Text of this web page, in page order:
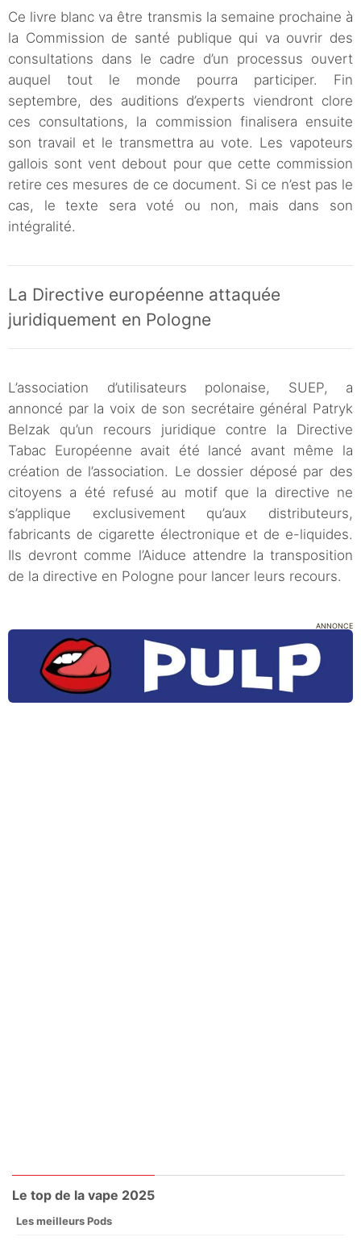
Ce livre blanc va être transmis la semaine prochaine à
la Commission de santé publique qui va ouvrir des
consultations dans le cadre d’un processus ouvert
auquel tout le monde pourra participer. Fin
septembre, des auditions d’experts viendront clore
ces consultations, la commission finalisera ensuite
son travail et le transmettra au vote. Les vapoteurs
gallois sont vent debout pour que cette commission
retire ces mesures de ce document. Si ce n’est pas le
cas, le texte sera voté ou non, mais dans son
intégralité.
La Directive européenne attaquée
juridiquement en Pologne
L’association d’utilisateurs polonaise, SUEP, a
annoncé par la voix de son secrétaire général Patryk
Belzak qu’un recours juridique contre la Directive
Tabac Européenne avait été lancé avant même la
création de l’association. Le dossier déposé par des
citoyens a été refusé au motif que la directive ne
s’applique exclusivement qu’aux distributeurs,
fabricants de cigarette électronique et de e-liquides.
Ils devront comme l’Aiduce attendre la transposition
de la directive en Pologne pour lancer leurs recours.
ANNONCE
Le top de la vape 2025
Les meilleurs Pods